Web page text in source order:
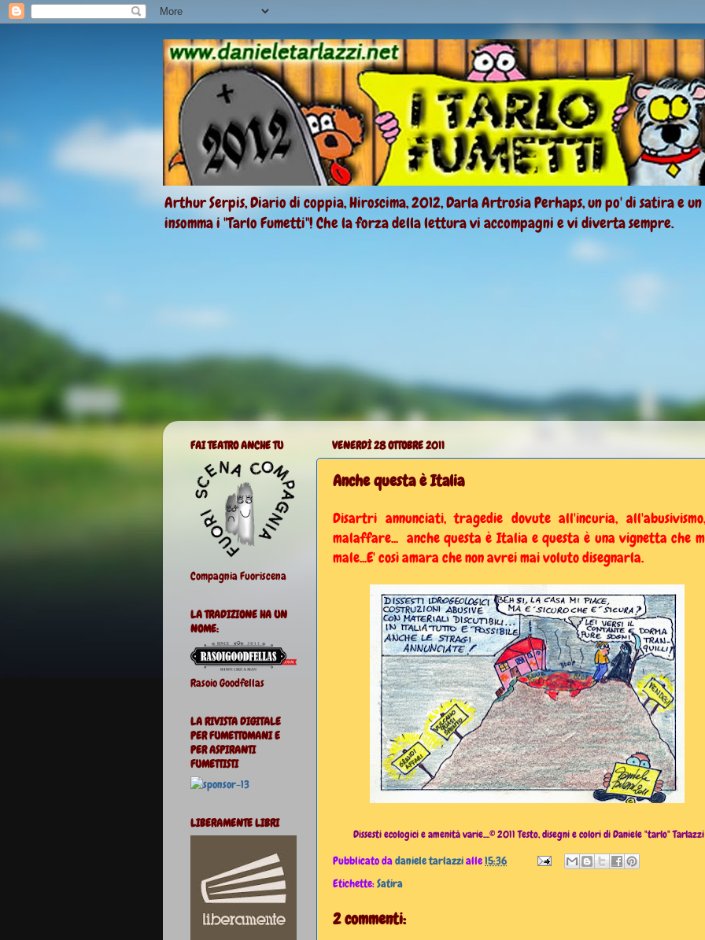
Arthur Serpis, Diario di coppia, Hiroscima, 2012, Darla Artrosia Perhaps, un po' di satira e
insomma i "Tarlo Fumetti"! Che la forza della lettura vi accompagni e vi diverta sempre.
VENERDÌ 28 OTTOBRE 2011
Anche questa è Italia
Disartri annunciati, tragedie dovute all'incuria,
malaffare... anche questa è Italia e questa è una vignetta che
male...E' così amara che non avrei mai voluto disegnarla.
Dissesti ecologici e amenità varie....© 2011 Testo, disegni e colori di Daniele "tarlo" Tarlazzi
Pubblicato dadaniele tarlazzialle15:36
Etichette:Satira
2 commenti:
FAI TEATRO ANCHE TU
Compagnia Fuoriscena
LA TRADIZIONE HA UN
NOME:
Rasoio Goodfellas
LA RIVISTA DIGITALE
PER FUMETTOMANI E
PER ASPIRANTI
FUMETTISTI
LIBERAMENTE LIBRI